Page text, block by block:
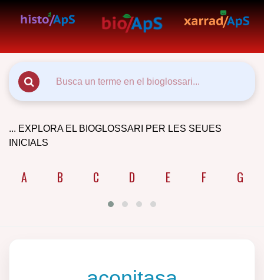
... EXPLORA EL BIOGLOSSARI PER LES SEUES
INICIALS
A B C D E F G